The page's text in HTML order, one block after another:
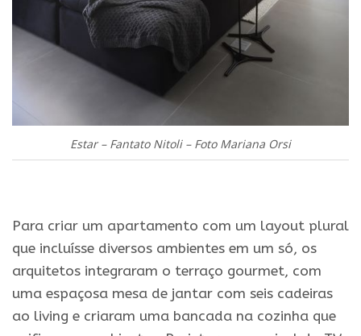
Estar – Fantato Nitoli – Foto Mariana Orsi
Para criar um apartamento com um layout plural
que incluísse diversos ambientes em um só, os
arquitetos integraram o terraço gourmet, com
uma espaçosa mesa de jantar com seis cadeiras
ao living e criaram uma bancada na cozinha que